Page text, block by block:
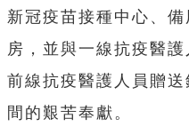
新冠疫苗接種中心、
房，並與一線抗疫醫
前線抗疫醫護人員贈
間的艱苦奉獻。